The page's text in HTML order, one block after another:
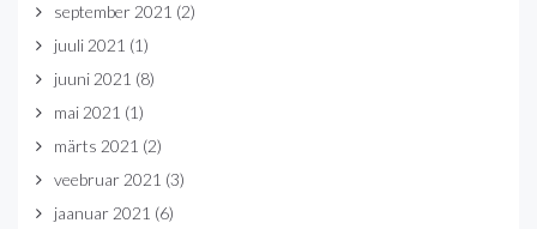
september 2021 (2)
juuli 2021 (1)
juuni 2021 (8)
mai 2021 (1)
märts 2021 (2)
veebruar 2021 (3)
jaanuar 2021 (6)